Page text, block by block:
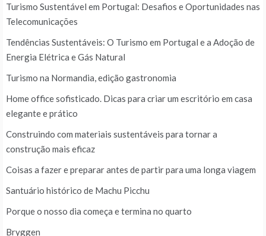
Turismo Sustentável em Portugal: Desafios e Oportunidades nas
Telecomunicações
Tendências Sustentáveis: O Turismo em Portugal e a Adoção de
Energia Elétrica e Gás Natural
Turismo na Normandia, edição gastronomia
Home office sofisticado. Dicas para criar um escritório em casa
elegante e prático
Construindo com materiais sustentáveis para tornar a
construção mais eficaz
Coisas a fazer e preparar antes de partir para uma longa viagem
Santuário histórico de Machu Picchu
Porque o nosso dia começa e termina no quarto
Bryggen